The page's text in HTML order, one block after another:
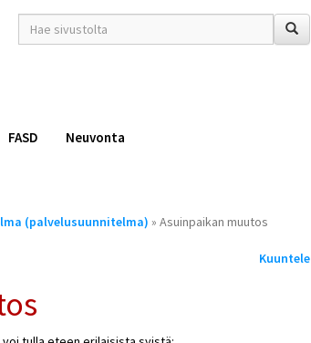
hakusana(t)
*
FASD Neuvonta
(palvelusuunnitelma) » Asuinpaikan muutos
Kuuntele